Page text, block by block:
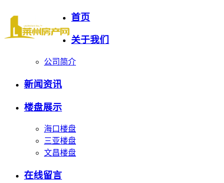
首页
关于我们
公司简介
新闻资讯
楼盘展示
海口楼盘
三亚楼盘
文昌楼盘
在线留言